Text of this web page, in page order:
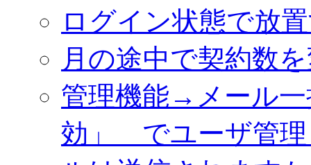
ログイン状態で放
月の途中で契約数
管理機能→メール
効」 でユーザ管理